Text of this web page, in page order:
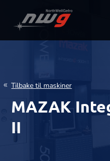
Tilbake til maskiner
MAZAK
II